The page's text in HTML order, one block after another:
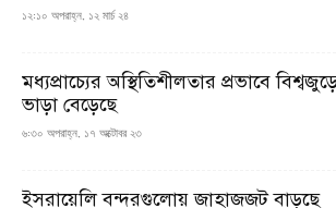
১২:১০ অপরাহ্ন, ১২ মার্চ ২৪
মধ্যপ্রাচ্যের অস্থিতিশীলতার প্রভাবে
ভাড়া বেড়েছে
৬:৩০ অপরাহ্ন, ১৭ অক্টোবর ২৩
ইসরায়েলি বন্দরগুলোয় জাহাজজট বাড়ছে